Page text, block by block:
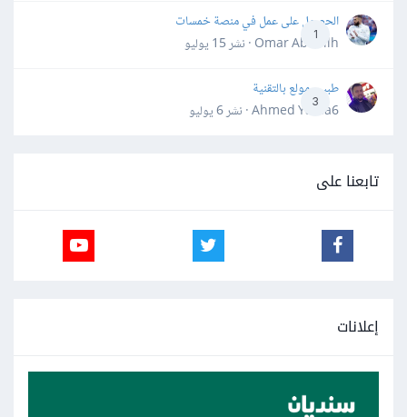
1
الحصول على عمل في منصة خمسات
Omar Abdallh · نشر
15 يوليو
3
طبيب مولع بالتقنية
Ahmed Yahia6 · نشر
6 يوليو
تابعنا على
إعلانات